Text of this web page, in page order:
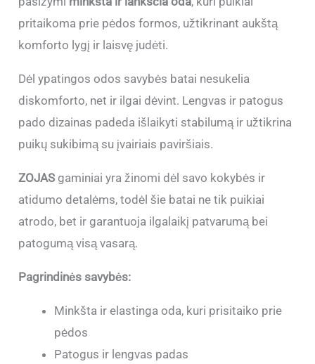
pritaikoma prie pėdos formos, užtikrinant aukštą
komforto lygį ir laisvę judėti.
Dėl ypatingos odos savybės batai nesukelia
diskomforto, net ir ilgai dėvint. Lengvas ir patogus
pado dizainas padeda išlaikyti stabilumą ir užtikrina
puikų sukibimą su įvairiais paviršiais.
ZOJAS gaminiai yra žinomi dėl savo kokybės ir
atidumo detalėms, todėl šie batai ne tik puikiai
atrodo, bet ir garantuoja ilgalaikį patvarumą bei
patogumą visą vasarą.
Pagrindinės savybės:
Minkšta ir elastinga oda, kuri prisitaiko prie
pėdos
Patogus ir lengvas padas